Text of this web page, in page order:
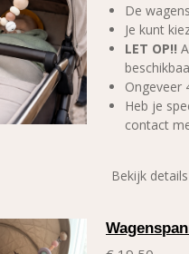
De
Je kunt
LET OP!!
Ongeveer
Heb je
contact
Bekijk details